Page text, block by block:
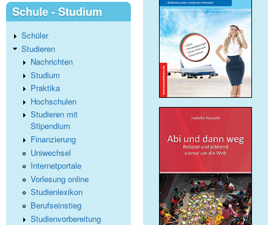
Schule - Studium
Schüler
Studieren
Nachrichten
Studium
Praktika
Hochschulen
Studieren mit
Stipendium
Finanzierung
Uniwechsel
Internetportale
Vorlesung online
Studienlexikon
Berufseinstieg
Studienvorbereitung